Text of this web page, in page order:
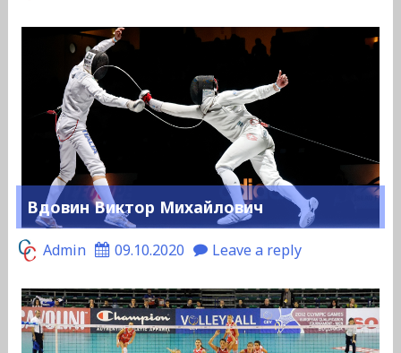
Вдовин Виктор Михайлович
Admin 09.10.2020 Leave a reply